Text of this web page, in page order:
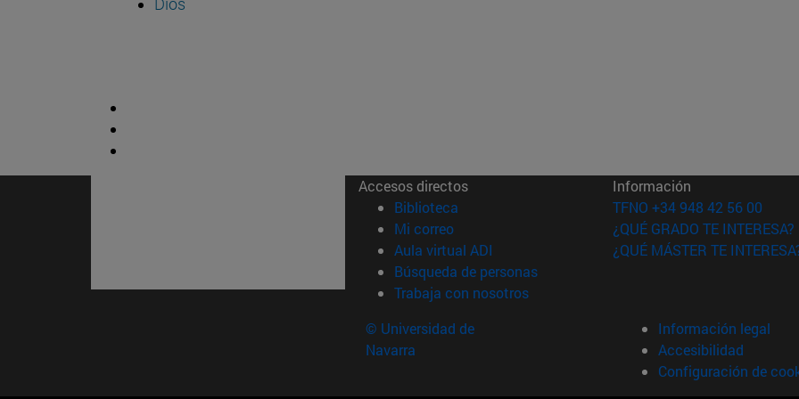
Accesos directos
Biblioteca (abre en nueva ventana)
Mi correo(abre en nueva ventana)
Aula virtual ADI (abre en nueva ventana)
Búsqueda de personas(abre en nueva ventana)
Trabaja con nosotros(abre en nueva ventana)
Información
TFNO +34 948 42 56 00
¿QUÉ GRADO TE INTERESA?
¿QUÉ MÁSTER TE
© Universidad de
Navarra
Información legal
Accesibilidad
Configuración de